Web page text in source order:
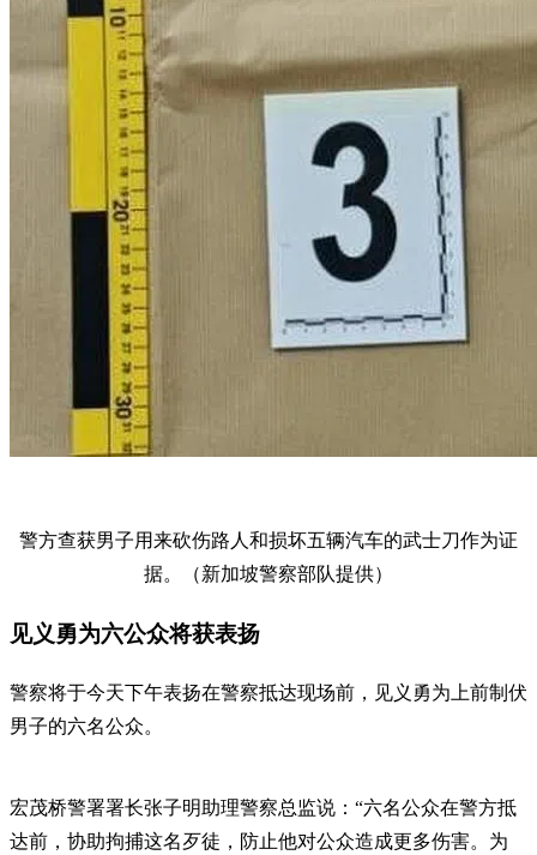
警方查获男子用来砍伤路人和损坏五辆汽车的武士刀作为证
据。（新加坡警察部队提供）
见义勇为六公众将获表扬
警察将于今天下午表扬在警察抵达现场前，见义勇为上前制伏
男子的六名公众。
宏茂桥警署署长张子明助理警察总监说：“六名公众在警方抵
达前，协助拘捕这名歹徒，防止他对公众造成更多伤害。为